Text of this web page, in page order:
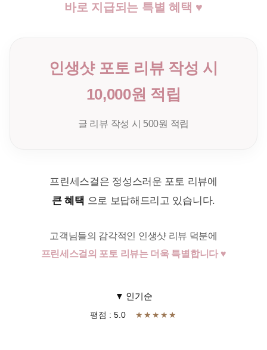
바로 지급되는 특별 혜택 ♥
인생샷 포토 리뷰 작성 시
10,000원 적립
글 리뷰 작성 시 500원 적립
프린세스걸은 정성스러운 포토 리뷰에
큰 혜택 으로 보답해드리고 있습니다.
고객님들의 감각적인 인생샷 리뷰 덕분에
프린세스걸의 포토 리뷰는 더욱 특별합니다 ♥
▼ 인기순
평점 : 5.0 ★★★★★